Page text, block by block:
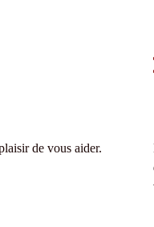
de vous aider.